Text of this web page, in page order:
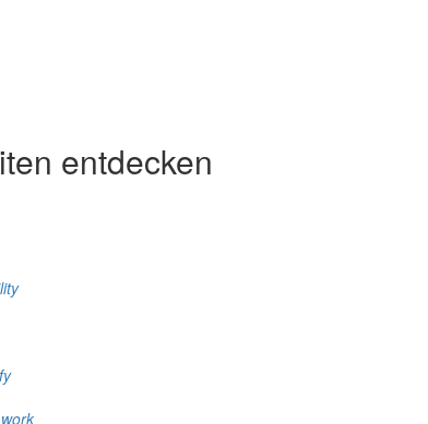
entdecken